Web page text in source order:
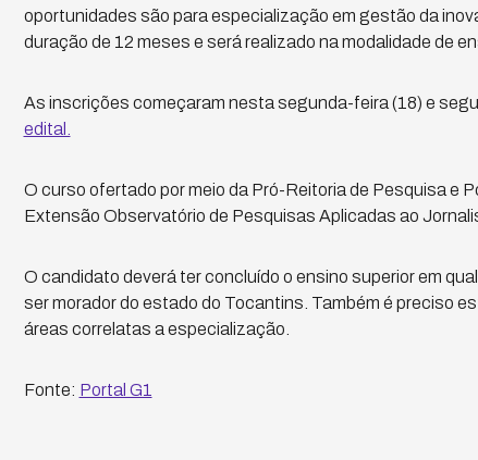
oportunidades são para especialização em gestão da
duração de 12 meses e será realizado na modalidade de
As inscrições começaram nesta segunda-feira (18) e
edital.
O curso ofertado por meio da Pró-Reitoria de Pesquisa e
Extensão Observatório de Pesquisas Aplicadas ao
O candidato deverá ter concluído o ensino superior em
ser morador do estado do Tocantins. Também é preciso
áreas correlatas a especialização.
Fonte: Portal G1